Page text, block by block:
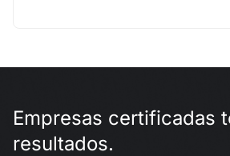
Empresas certificadas
resultados.